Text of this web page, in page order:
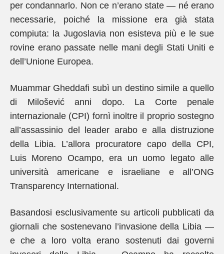
per condannarlo. Non ce n’erano state — né erano
necessarie, poiché la missione era già stata
compiuta: la Jugoslavia non esisteva più e le sue
rovine erano passate nelle mani degli Stati Uniti e
dell’Unione Europea.
Muammar Gheddafi subì un destino simile a quello
di Milošević anni dopo. La Corte penale
internazionale (CPI) fornì inoltre il proprio sostegno
all’assassinio del leader arabo e alla distruzione
della Libia. L’allora procuratore capo della CPI,
Luis Moreno Ocampo, era un uomo legato alle
università americane e israeliane e all’ONG
Transparency International.
Basandosi esclusivamente su articoli pubblicati da
giornali che sostenevano l’invasione della Libia —
e che a loro volta erano sostenuti dai governi